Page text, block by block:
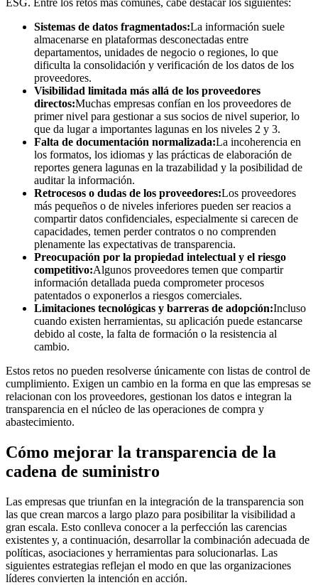
Sistemas de datos fragmentados:La información suele
almacenarse en plataformas desconectadas entre
departamentos, unidades de negocio o regiones, lo que
dificulta la consolidación y verificación de los datos de los
proveedores.
Visibilidad limitada más allá de los proveedores
directos:Muchas empresas confían en los proveedores de
primer nivel para gestionar a sus socios de nivel superior, lo
que da lugar a importantes lagunas en los niveles 2 y 3.
Falta de documentación normalizada:La incoherencia en
los formatos, los idiomas y las prácticas de elaboración de
reportes genera lagunas en la trazabilidad y la posibilidad de
auditar la información.
Retrocesos o dudas de los proveedores:Los proveedores
más pequeños o de niveles inferiores pueden ser reacios a
compartir datos confidenciales, especialmente si carecen de
capacidades, temen perder contratos o no comprenden
plenamente las expectativas de transparencia.
Preocupación por la propiedad intelectual y el riesgo
competitivo:Algunos proveedores temen que compartir
información detallada pueda comprometer procesos
patentados o exponerlos a riesgos comerciales.
Limitaciones tecnológicas y barreras de adopción:Incluso
cuando existen herramientas, su aplicación puede estancarse
debido al coste, la falta de formación o la resistencia al
cambio.
Estos retos no pueden resolverse únicamente con listas de control de
cumplimiento. Exigen un cambio en la forma en que las empresas se
relacionan con los proveedores, gestionan los datos e integran la
transparencia en el núcleo de las operaciones de compra y
abastecimiento.
Cómo mejorar la transparencia de la
cadena de suministro
Las empresas que triunfan en la integración de la transparencia son
las que crean marcos a largo plazo para posibilitar la visibilidad a
gran escala. Esto conlleva conocer a la perfección las carencias
existentes y, a continuación, desarrollar la combinación adecuada de
políticas, asociaciones y herramientas para solucionarlas. Las
siguientes estrategias reflejan el modo en que las organizaciones
líderes convierten la intención en acción.